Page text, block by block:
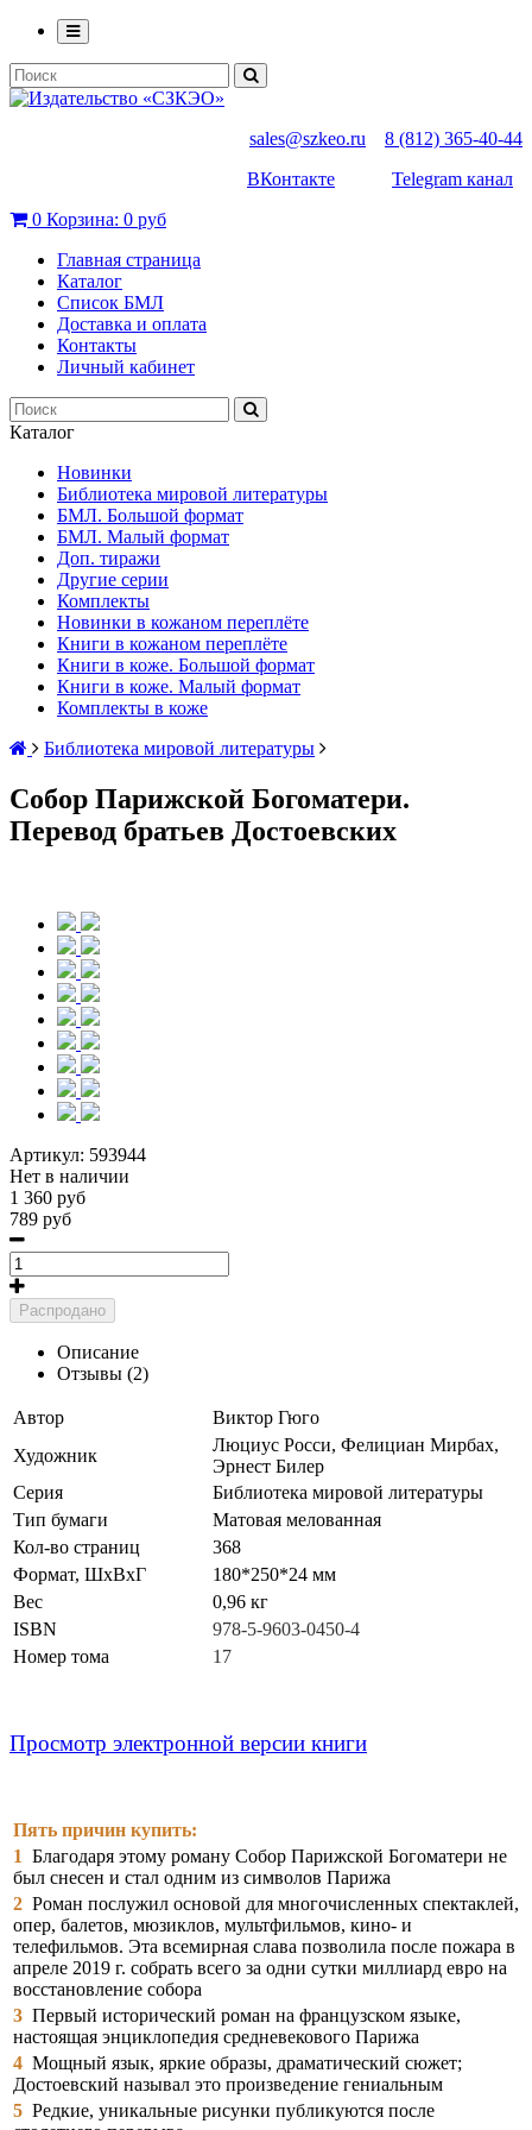
sales@szkeo.ru
8 (812) 365-40-44
ВКонтакте
Telegram канал
0 Корзина: 0 руб
Главная страница
Каталог
Список БМЛ
Доставка и оплата
Контакты
Личный кабинет
Каталог
Новинки
Библиотека мировой литературы
БМЛ. Большой формат
БМЛ. Малый формат
Доп. тиражи
Другие серии
Комплекты
Новинки в кожаном переплёте
Книги в кожаном переплёте
Книги в коже. Большой формат
Книги в коже. Малый формат
Комплекты в коже
Библиотека мировой литературы
Собор Парижской Богоматери.
Перевод братьев Достоевских
Артикул: 593944
Нет в наличии
1 360 руб
789 руб
Распродано
Описание
Отзывы (2)
Автор
Виктор Гюго
Художник
Люциус Росси, Фелициан Мирбах,
Эрнест Билер
Серия
Библиотека мировой литературы
Тип бумаги
Матовая мелованная
Кол-во страниц
368
Формат, ШхВхГ
180*250*24 мм
Вес
0,96 кг
ISBN
978-5-9603-0450-4
Номер тома
17
Просмотр электронной версии книги
Пять причин купить:
1 Благодаря этому роману Собор Парижской Богоматери не
был снесен и стал одним из символов Парижа
2 Роман послужил основой для многочисленных спектаклей,
опер, балетов, мюзиклов, мультфильмов, кино- и
телефильмов. Эта всемирная слава позволила после пожара в
апреле 2019 г. собрать всего за одни сутки миллиард евро на
восстановление собора
3 Первый исторический роман на французском языке,
настоящая энциклопедия средневекового Парижа
4 Мощный язык, яркие образы, драматический сюжет;
Достоевский называл это произведение гениальным
5 Редкие, уникальные рисунки публикуются после